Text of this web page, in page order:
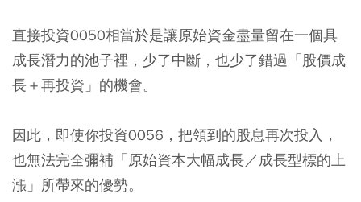
直接投資0050相當於是讓原始資金盡量留在一個具
成長潛力的池子裡，少了中斷，也少了錯過「股價成
長＋再投資」的機會。
因此，即使你投資0056，把領到的股息再次投入，
也無法完全彌補「原始資本大幅成長／成長型標的上
漲」所帶來的優勢。